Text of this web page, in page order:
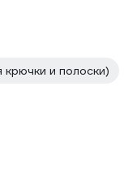
и полоски)